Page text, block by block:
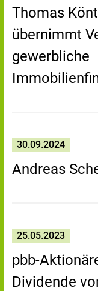
Thomas
übernimmt
gewerbliche
30.09.2024
Andreas
25.05.2023
pbb-
Dividende